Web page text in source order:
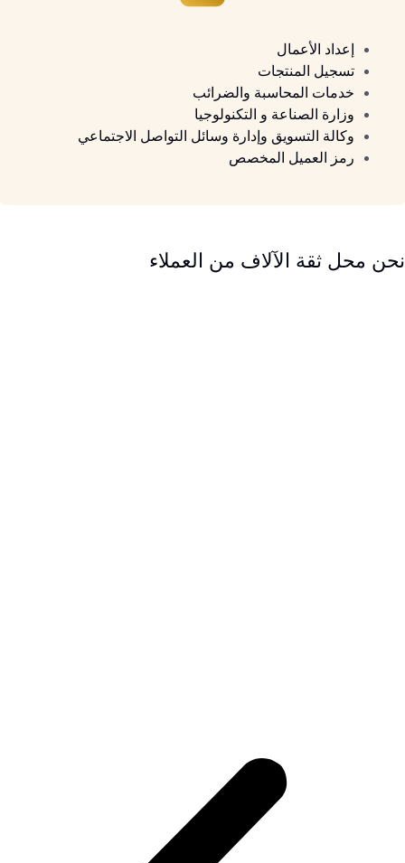
إعداد الأعمال
تسجيل المنتجات
خدمات المحاسبة والضرائب
وزارة الصناعة و التكنولوجيا
وكالة التسويق وإدارة وسائل التواصل الاجتماعي
رمز العميل المخصص
نحن محل ثقة الآلاف من العملاء